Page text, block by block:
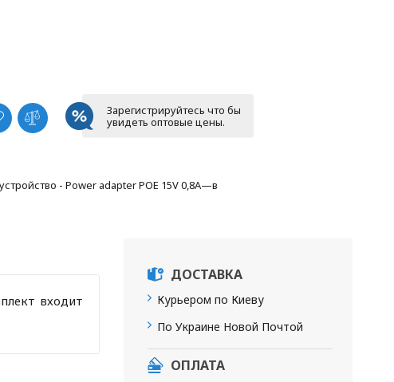
Зарегистрируйтесь что бы
увидеть оптовые цены.
- Power adapter POE 15V 0,8A—в
входит
ДОСТАВКА
Курьером по Киеву
По Украине Новой Почтой
ОПЛАТА